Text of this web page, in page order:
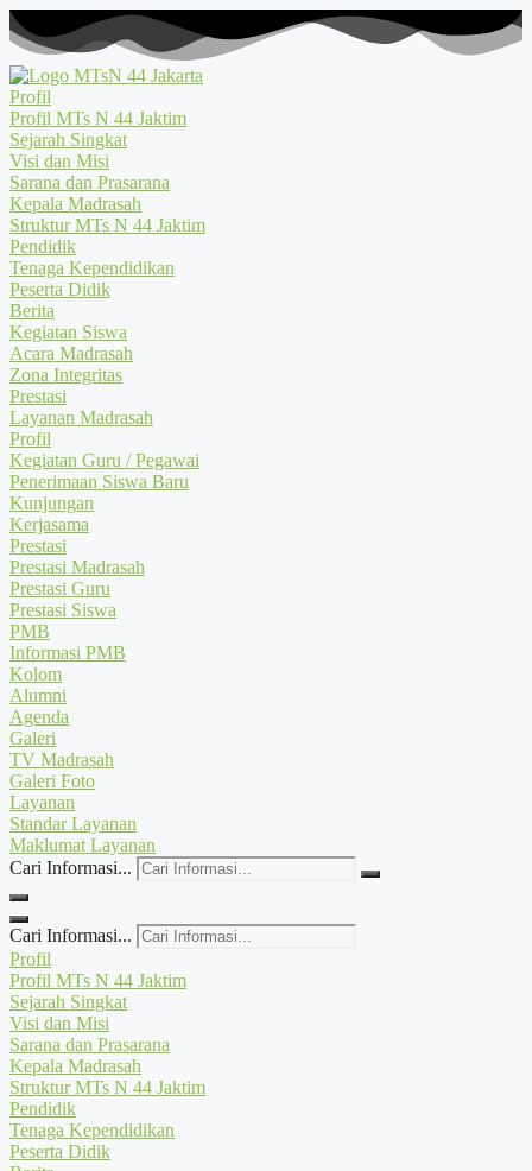
Profil
Profil MTs N 44 Jaktim
Sejarah Singkat
Visi dan Misi
Sarana dan Prasarana
Kepala Madrasah
Struktur MTs N 44 Jaktim
Pendidik
Tenaga Kependidikan
Peserta Didik
Berita
Kegiatan Siswa
Acara Madrasah
Zona Integritas
Prestasi
Layanan Madrasah
Profil
Kegiatan Guru / Pegawai
Penerimaan Siswa Baru
Kunjungan
Kerjasama
Prestasi
Prestasi Madrasah
Prestasi Guru
Prestasi Siswa
PMB
Informasi PMB
Kolom
Alumni
Agenda
Galeri
TV Madrasah
Galeri Foto
Layanan
Standar Layanan
Maklumat Layanan
Cari Informasi...
Cari Informasi...
Profil
Profil MTs N 44 Jaktim
Sejarah Singkat
Visi dan Misi
Sarana dan Prasarana
Kepala Madrasah
Struktur MTs N 44 Jaktim
Pendidik
Tenaga Kependidikan
Peserta Didik